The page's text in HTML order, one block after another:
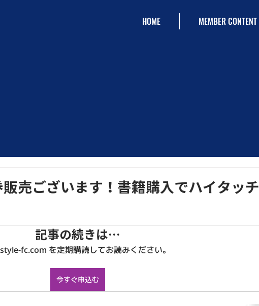
HOME MEMBER CONTENT
売ございます！書籍購入でハイタッチ
記事の続きは…
fc.com を定期購読してお読みください。
今すぐ申込む